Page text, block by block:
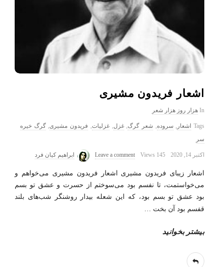
اشعار فریدون مشیری
In هزار روز هزار شعر
Tags اشعار , سروده, شعر گرگ,غزل,غزلیات, فریدون مشیری,گرگ خیره
سر
اکتبر 14, 2020 145 Views
Leave a comment ابراهیم کیان فرد
اشعار زیبای فریدون مشیری اشعار فریدون مشیری می‌خواهم و
می‌خواستمت، تا نفسم بود می‌سوختم از حسرت و عشق تو بسم
بود عشق تو بسم بود، که این شعله بیدار روشنگر شب‌های بلند
قفسم بود آن بخت
بیشتر بخوانید